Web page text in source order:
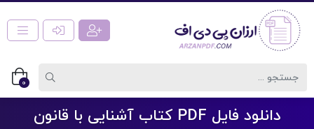
0
دانلود فایل PDF کتاب آشنایی با قانون